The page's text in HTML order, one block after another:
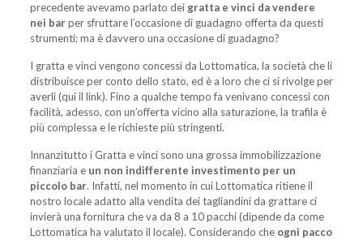
precedente avevamo parlato dei gratta e vinci da vendere
nei barper sfruttare l’occasione di guadagno offerta da questi
strumenti; ma è davvero una occasione di guadagno?
I gratta e vinci vengono concessi da Lottomatica, la società che li
distribuisce per conto dello stato, ed è a loro che ci si rivolge per
averli (qui il link). Fino a qualche tempo fa venivano concessi con
facilità, adesso, con un’offerta vicino alla saturazione, la trafila è
più complessa e le richieste più stringenti.
Innanzitutto i Gratta e vinci sono una grossa immobilizzazione
finanziaria e un non indifferente investimento per un
piccolo bar. Infatti, nel momento in cui Lottomatica ritiene il
nostro locale adatto alla vendita dei tagliandini da grattare ci
invierà una fornitura che va da 8 a 10 pacchi (dipende da come
Lottomatica ha valutato il locale). Considerando che ogni pacco